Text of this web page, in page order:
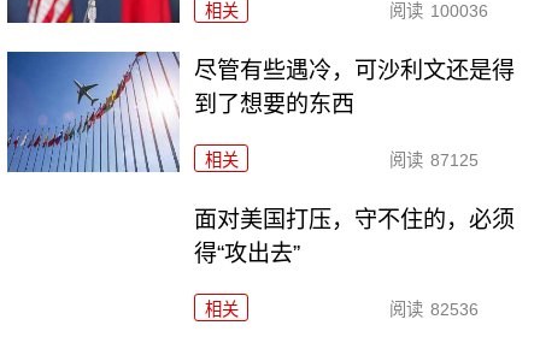
相关 阅读 100036
尽管有些遇冷，可沙利文还是得
到了想要的东西
相关 阅读 87125
面对美国打压，守不住的，必须
得“攻出去”
相关 阅读 82536